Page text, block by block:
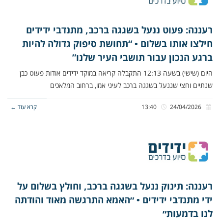
רעננה: פעוט ננעל בשגגה ברכב, מתנדבי ידידים
חילצו אותו בשלום • “תחושת סיפוק גדולה להיות
ברגע הנכון עבור תושבי העיר שלנו”
היום (שישי) בשעה 12:13 התקבלה קריאה במוקד ידידים אודות פעוט כבן
שנתיים וחצי שננעל בשגגה ברכב לעיני אמו, ברחוב המלאכים
קרא עוד ←
רעננה: תינוק ננעל בשגגה ברכב, וחולץ בשלום על
ידי מתנדבי ידידים • ״האמא התרגשה מאוד והודתה
לנו בדמעות״